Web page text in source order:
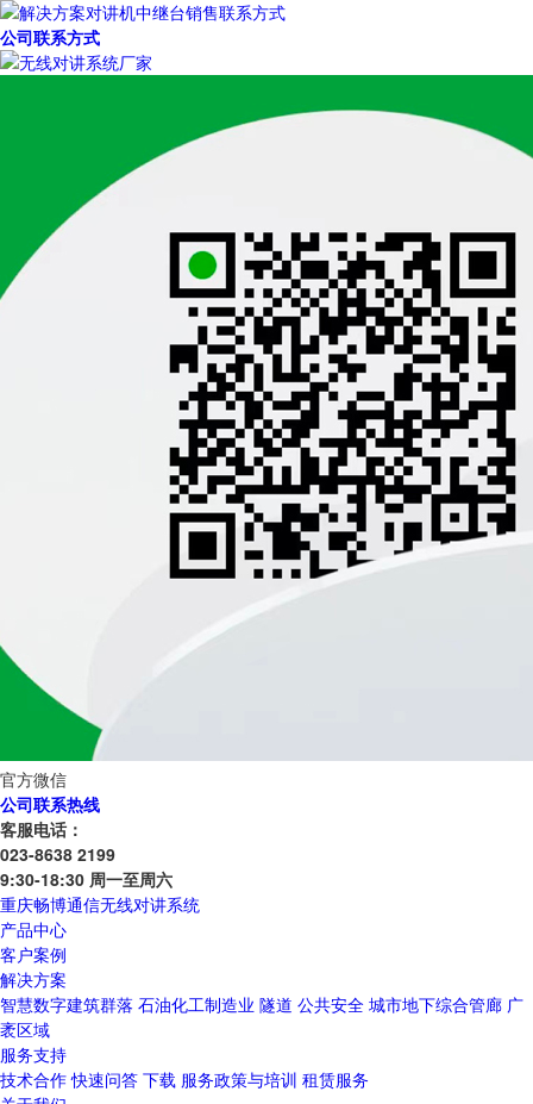
公司联系方式
官方微信
公司联系热线
客服电话：
023-8638 2199
9:30-18:30 周一至周六
重庆畅博通信无线对讲系统
产品中心
客户案例
解决方案
智慧数字建筑群落 石油化工制造业 隧道 公共安全 城市地下综合管廊 广
袤区域
服务支持
技术合作 快速问答 下载 服务政策与培训 租赁服务